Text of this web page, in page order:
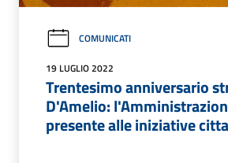
COMUNICATI
19 LUGLIO 2022
Trentesimo anniversario
D'Amelio:
presente alle iniziative